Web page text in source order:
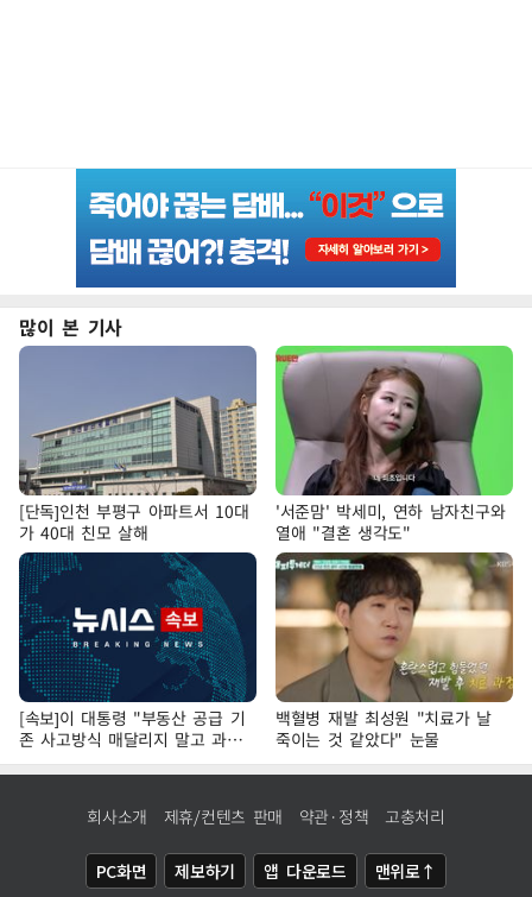
많이 본 기사
[단독]인천 부평구 아파트서 10대
가 40대 친모 살해
'서준맘' 박세미, 연하 남자친구와
열애 "결혼 생각도"
[속보]이 대통령 "부동산 공급 기
존 사고방식 매달리지 말고 과감
히 실천"
백혈병 재발 최성원 "치료가 날
죽이는 것 같았다" 눈물
회사소개 제휴/컨텐츠 판매 약관·정책 고충처리
PC화면 제보하기 앱 다운로드 맨위로↑